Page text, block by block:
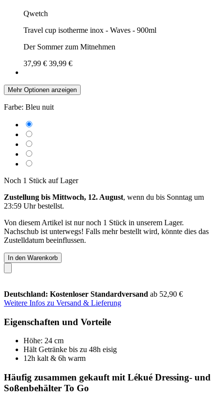
Qwetch
Travel cup isotherme inox - Waves - 900ml
Der Sommer zum Mitnehmen
37,99 € 39,99 €
Mehr Optionen anzeigen
Farbe: Bleu nuit
Noch 1 Stück auf Lager
Zustellung bis Mittwoch, 12. August, wenn du bis Sonntag um
23:59 Uhrbestellst.
Von diesem Artikel ist nur noch 1 Stück in unserem Lager.
Nachschub ist unterwegs! Falls mehr bestellt wird, könnte dies das
Zustelldatum beeinflussen.
In den Warenkorb
Deutschland: Kostenloser Standardversand ab 52,90 €
Weitere Infos zu Versand & Lieferung
Eigenschaften und Vorteile
Höhe: 24 cm
Hält Getränke bis zu 48h eisig
12h kalt & 6h warm
Häufig zusammen gekauft mit Lékué Dressing- und
Soßenbehälter To Go